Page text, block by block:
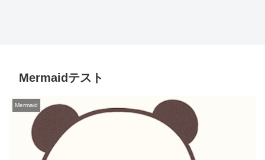
Mermaidテスト
Mermaid